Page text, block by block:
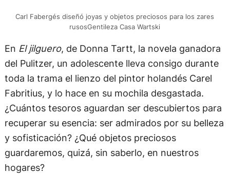
Carl Fabergés diseñó joyas y objetos preciosos para los zares
rusosGentileza Casa Wartski
En El jilguero, de Donna Tartt, la novela ganadora
del Pulitzer, un adolescente lleva consigo durante
toda la trama el lienzo del pintor holandés Carel
Fabritius, y lo hace en su mochila desgastada.
¿Cuántos tesoros aguardan ser descubiertos para
recuperar su esencia: ser admirados por su belleza
y sofisticación? ¿Qué objetos preciosos
guardaremos, quizá, sin saberlo, en nuestros
hogares?